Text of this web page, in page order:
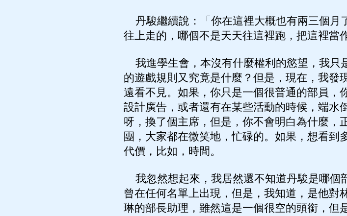
丹駿繼續說：「你在這裡大概也有兩三個月
往上走的，哪個不是天天往這裡跑，把這裡當
我進學生會，本沒有什麼權利的慾望，我只
的遊戲規則又究竟是什麼？但是，現在，我發
遠看不見。如果，你只是一個很普通的部員，
設計廣告，或者還有在某些活動的時候，端水
呀，換了個主席，但是，你不會明白為什麼，
團，大家都在微笑地，忙碌的。如果，想看到
代價，比如，時間。
我忽然想起來，我居然還不知道丹駿是哪個
曾在任何名單上出現，但是，我知道，是他對
琳的部長助理，雖然這是一個很空的頭銜，但